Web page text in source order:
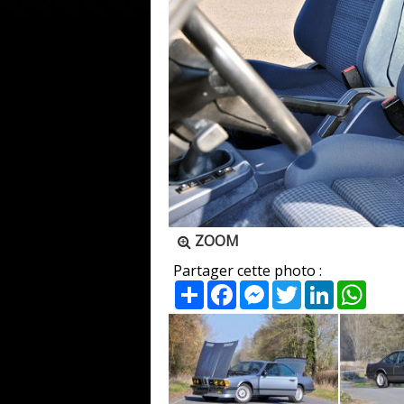
ZOOM
Partager cette photo :
PartagerFacebookMessenger
TwitterLinkedIn